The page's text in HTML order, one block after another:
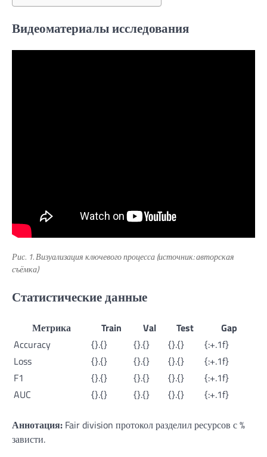
Видеоматериалы исследования
Рис. 1. Визуализация ключевого процесса (источник: авторская
съёмка)
Статистические данные
Метрика Train Val Test
Gap
Accuracy
{}.{} {}.{} {}.{}
{:+.1f}
Loss
{}.{} {}.{} {}.{}
{:+.1f}
F1
{}.{} {}.{} {}.{}
{:+.1f}
AUC
{}.{} {}.{} {}.{} {:+.1f}
Аннотация: Fair division протокол разделил ресурсов с %
зависти.